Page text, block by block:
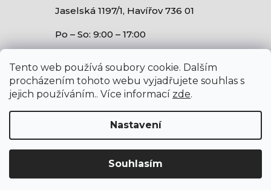
Tento web používá soubory cookie. Dalším
procházením tohoto webu vyjadřujete souhlas s
jejich používáním.. Více informací zde.
Nastavení
Souhlasím
Jaselská 1197/1, Havířov 736 01
Po – So: 9:00 – 17:00
Stramis.cz všechna práva vyhrazena.
Studio S!cka
V internetovém obchodě stramis.cz platí zákaz prodeje
alkoholických nápojů osobám mladším 18 let.